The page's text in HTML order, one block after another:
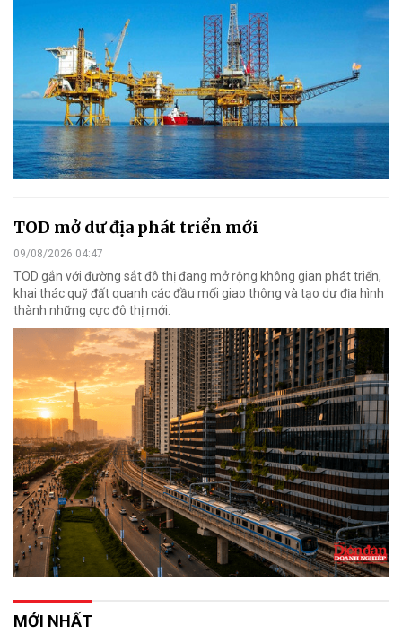
TOD mở dư địa phát triển mới
09/08/2026 04:47
TOD gắn với đường sắt đô thị đang mở rộng không gian phát triển,
khai thác quỹ đất quanh các đầu mối giao thông và tạo dư địa hình
thành những cực đô thị mới.
MỚI NHẤT